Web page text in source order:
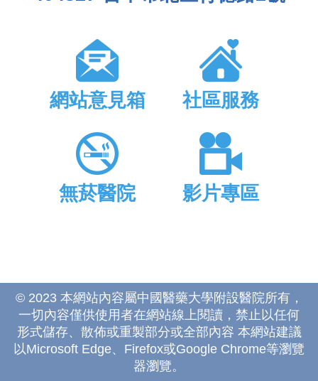
網站意見箱 社區服務
無菸醫院 影片專區
© 2023 本網站內容屬中國醫藥大學附設醫院所有，
一切內容僅供使用者在網站線上閱讀，禁止以任何
形式儲存、散佈或重製部分或全部內容 本網站建議
以Microsoft Edge、Firefox或Google Chrome等瀏覽
器瀏覽。